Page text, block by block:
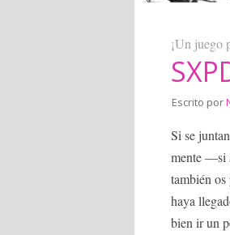
¡Un juego
Escrito por
Si se
mente —si
también
haya
bien ir un